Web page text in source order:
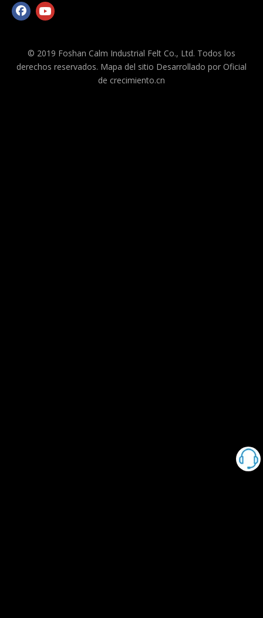
© 2019 Foshan Calm Industrial Felt Co., Ltd. Todos los
derechos reservados. Mapa del sitio Desarrollado por Oficial
de crecimiento.cn